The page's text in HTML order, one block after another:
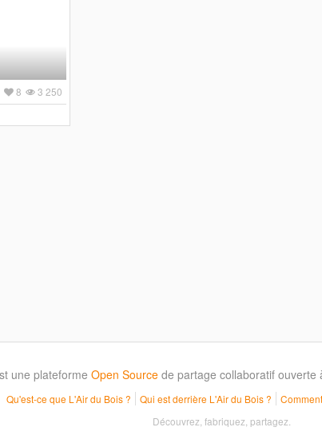
3 250
8
une plateforme Open Source de partage collaboratif ouverte
Qu'est-ce que L'Air du Bois ? Qui est derrière L'Air du Bois ?
Découvrez, fabriquez, partagez.